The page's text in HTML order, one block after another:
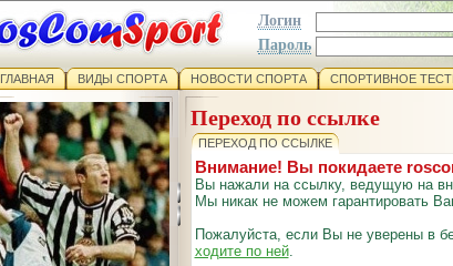
Логин
Пароль
ГЛАВНАЯ ВИДЫ СПОРТА НОВОСТИ СПОРТА СПОРТИВНОЕ
Переход по ссылке
ПЕРЕХОД ПО ССЫЛКЕ
Внимание! Вы покидаете
Вы нажали на ссылку, ведущую на
Мы никак не можем гарантировать
Пожалуйста, если Вы не уверены в
ходите по ней.